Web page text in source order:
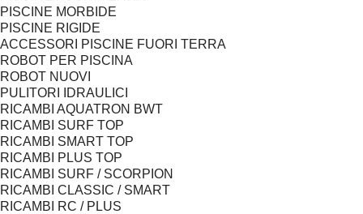
PISCINE MORBIDE
PISCINE RIGIDE
ACCESSORI PISCINE FUORI TERRA
ROBOT PER PISCINA
ROBOT NUOVI
PULITORI IDRAULICI
RICAMBI AQUATRON BWT
RICAMBI SURF TOP
RICAMBI SMART TOP
RICAMBI PLUS TOP
RICAMBI SURF / SCORPION
RICAMBI CLASSIC / SMART
RICAMBI RC / PLUS